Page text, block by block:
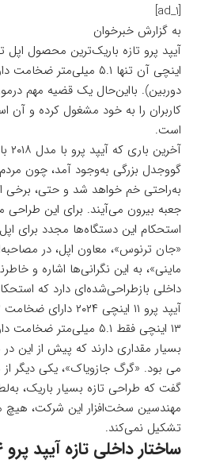
[ad_1]
به گزارش خبرخوان
اینچی آن تنها ۵.۱
دوربین). بااین‌حال یک قضیه مهم
کاربران را به خود مشغول کرده و آن
است.
گو‌وجدل بزرگی به‌وجود آمد، چون
به‌راحتی خم خواهد شد و حتی، برخی
جعبه بیرون می‌آیند. برای این طراحی
استحکام این دستگاه‌ها مجدد برای
«جان ترنوس»، معاون اپل، در
ماینی»، به این نگرانی‌ها اشاره و
داخلی بازطراحی‌شده‌ای دارد که
۱۳ اینچی فقط ۵.۱
بسیار مقداری دارند که پیش از این
می بود. «گرگ جازویاک»، یکی دیگر از
گفت که طراحی تازه بسیار باریک،
مهندسین سخت‌افزار این شرکت، هیچ
تشکیل نمی‌کند.
ساختار داخلی تازه آیپد پرو ۲۰۲۴